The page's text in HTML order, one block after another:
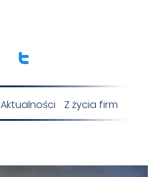
T
Aktualności Z życia firm